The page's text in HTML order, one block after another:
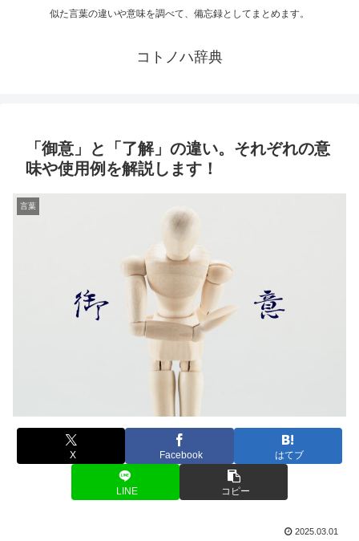
似た言葉の違いや意味を調べて、備忘録としてまとめます。
コトノハ辞典
「御意」と「了解」の違い。それぞれの意
味や使用例を解説します！
言葉
X Facebook はてブ
LINE コピー
2025.03.01